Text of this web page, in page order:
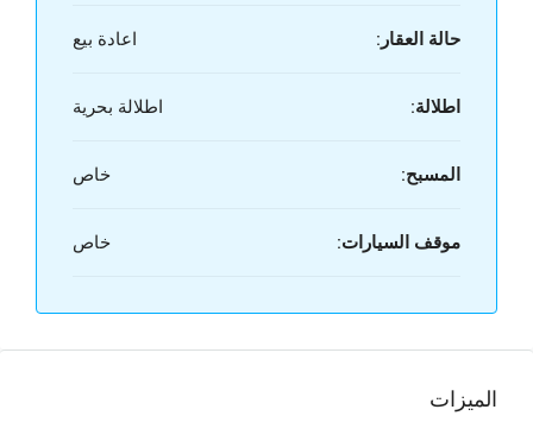
حالة العقار: اعادة بيع
اطلالة: اطلالة بحرية
المسبح: خاص
موقف السيارات: خاص
الميزات